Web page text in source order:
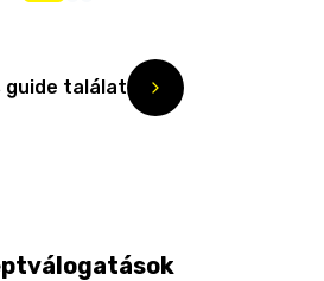
guide találat